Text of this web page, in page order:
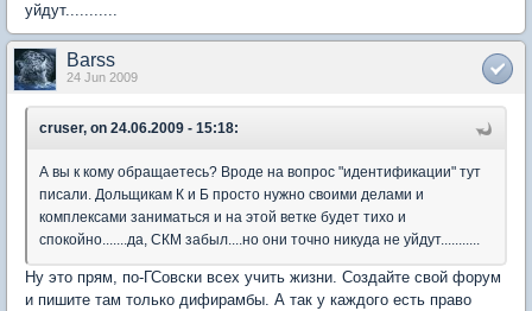
уйдут...........
Barss
24 Jun 2009
cruser, on 24.06.2009 - 15:18:
А вы к кому обращаетесь? Вроде на вопрос "идентификации" тут
писали. Дольщикам К и Б просто нужно своими делами и
комплексами заниматься и на этой ветке будет тихо и
спокойно.......да, СКМ забыл....но они точно никуда не уйдут...........
Ну это прям, по-ГСовски всех учить жизни. Создайте свой форум
и пишите там только дифирамбы. А так у каждого есть право